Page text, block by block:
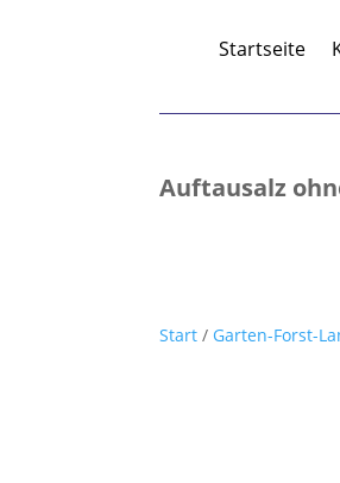
Startseite
Auftausalz
Start / Garten-Forst-